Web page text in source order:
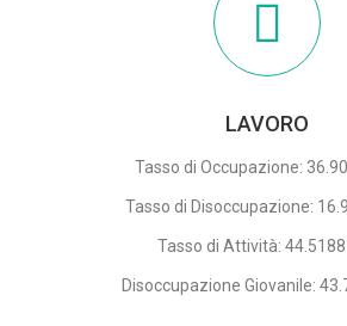
LAVORO
Tasso di Occupazione:
Tasso di Disoccupazione:
Tasso di Attività:
Disoccupazione Giovanile: